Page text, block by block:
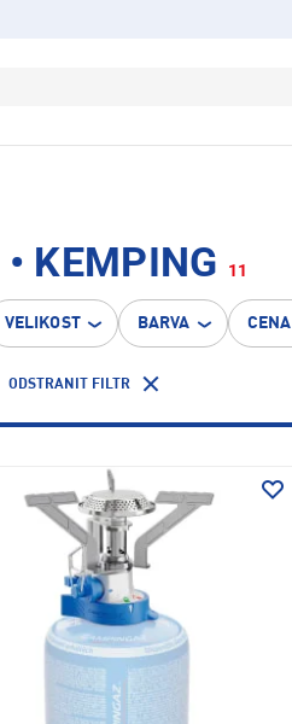
KEMPING 11
VELIKOST BARVA CENA
ODSTRANIT FILTR